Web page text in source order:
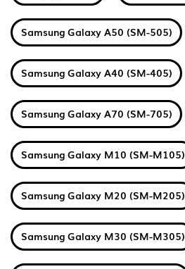
Samsung Galaxy A50 (SM-505)
Samsung Galaxy A40 (SM-405)
Samsung Galaxy A70 (SM-705)
Samsung Galaxy M10 (SM-M105)
Samsung Galaxy M20 (SM-M205)
Samsung Galaxy M30 (SM-M305)